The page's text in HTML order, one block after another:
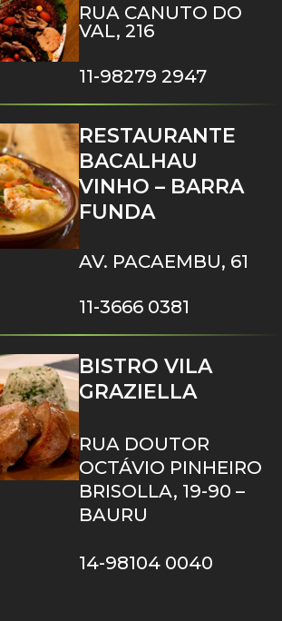
RUA CANUTO DO
VAL, 216
11-98279 2947
RESTAURANTE
BACALHAU
VINHO – BARRA
FUNDA
AV. PACAEMBU, 61
11-3666 0381
BISTRO VILA
GRAZIELLA
RUA DOUTOR
OCTÁVIO PINHEIRO
BRISOLLA, 19-90 –
BAURU
14-98104 0040